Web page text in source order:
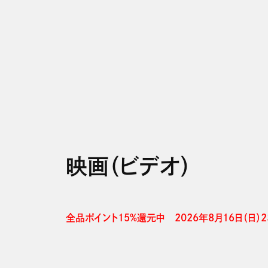
映画（ビデオ）
全品ポイント15%還元中　2026年8月16日（日